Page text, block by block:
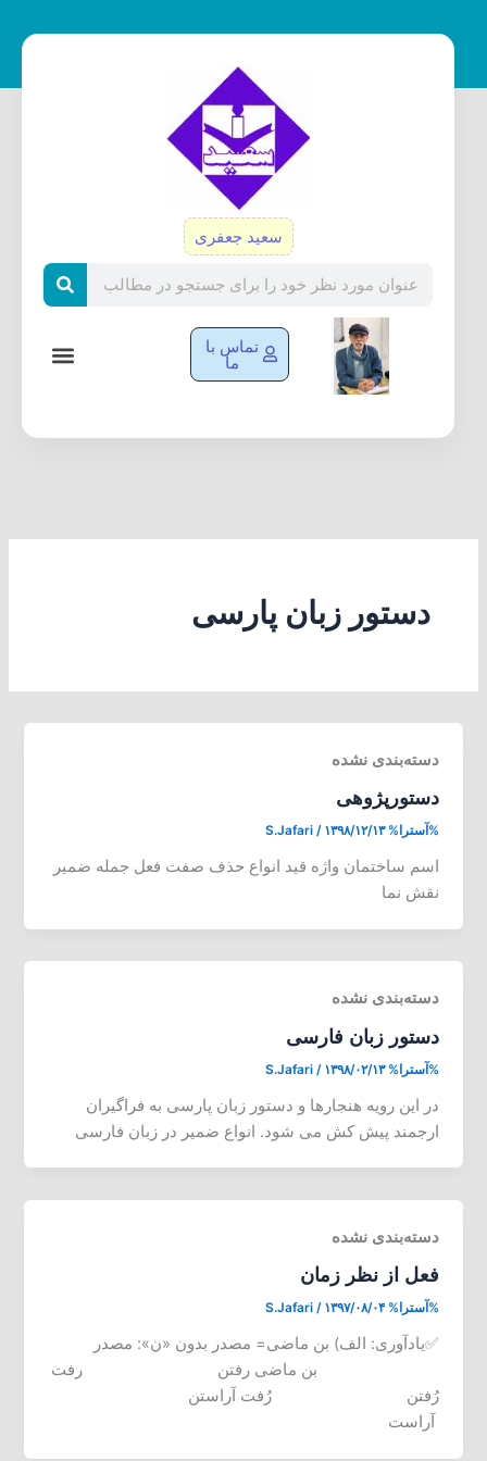
سعید جعفری
تماس با
ما
دستور زبان پارسی
دسته‌بندی نشده
دستورپژوهی
%آسترا% S.Jafari / ۱۳۹۸/۱۲/۱۳
اسم ساختمان واژه قید انواع حذف صفت فعل جمله ضمیر
نقش نما
دسته‌بندی نشده
دستور زبان فارسی
%آسترا% S.Jafari / ۱۳۹۸/۰۲/۱۳
در این رویه هنجارها و دستور زبان پارسی به فراگیران
ارجمند پیش کش می شود. انواع ضمیر در زبان فارسی
دسته‌بندی نشده
فعل از نظر زمان
%آسترا% S.Jafari / ۱۳۹۷/۰۸/۰۴
✅یادآوری: الف) بن ماضی= مصدر بدون «ن»: مصدر
بن ماضی رفتن رفت
رُفتن رُفت آراستن
آراست